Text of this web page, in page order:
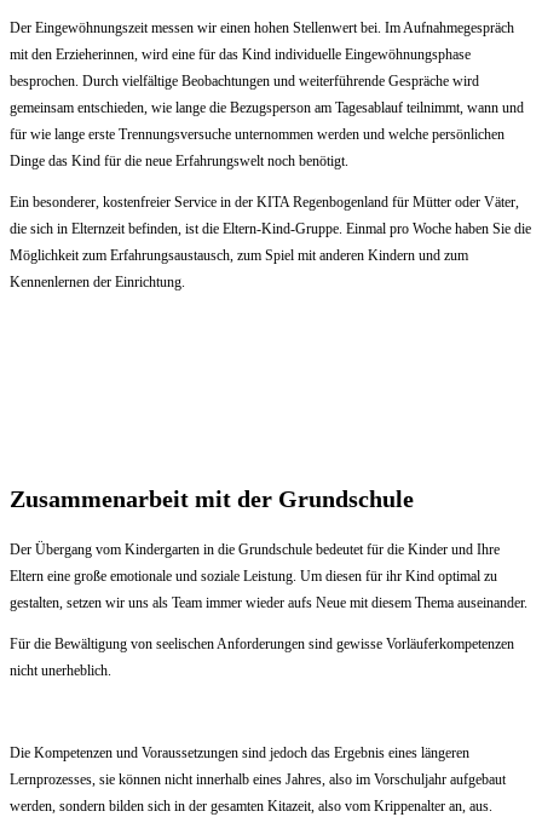
Der Eingewöhnungszeitmessen wir einen hohen Stellenwert bei. Im Aufnahmegespräch
mit den Erzieherinnen, wird eine für das Kind individuelle Eingewöhnungsphase
besprochen. Durch vielfältige Beobachtungen und weiterführende Gespräche wird
gemeinsam entschieden, wie lange die Bezugsperson am Tagesablauf teilnimmt, wann und
für wie lange erste Trennungsversuche unternommen werden und welche persönlichen
Dinge das Kind für die neue Erfahrungswelt noch benötigt.
Ein besonderer, kostenfreier Service in der KITA Regenbogenland für Mütter oder Väter,
die sich in Elternzeit befinden, ist die Eltern-Kind-Gruppe. Einmal pro Woche haben Sie die
Möglichkeit zum Erfahrungsaustausch, zum Spiel mit anderen Kindern und zum
Kennenlernen der Einrichtung.
Zusammenarbeit mit der Grundschule
Der Übergang vom Kindergarten in die Grundschule bedeutet für die Kinder und Ihre
Eltern eine große emotionale und soziale Leistung. Um diesen für ihr Kind optimal zu
gestalten, setzen wir uns als Team immer wieder aufs Neue mit diesem Thema auseinander.
Für die Bewältigung von seelischen Anforderungen sind gewisse Vorläuferkompetenzen
nicht unerheblich.
Die Kompetenzen und Voraussetzungen sind jedoch das Ergebnis eines längeren
Lernprozesses, sie können nicht innerhalb eines Jahres, also im Vorschuljahr aufgebaut
werden, sondern bilden sich in der gesamten Kitazeit, also vom Krippenalter an, aus.